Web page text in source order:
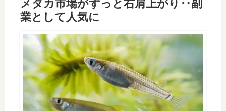
メダカ市場がずっと右肩上がり‥副
業として人気に